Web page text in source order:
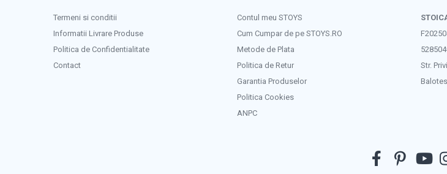
Termeni si conditii
Informatii Livrare Produse
Politica de Confidentialitate
Contact
Contul meu STOYS
Cum Cumpar de pe STOYS.RO
Metode de Plata
Politica de Retur
Garantia Produselor
Politica Cookies
ANPC
Str.